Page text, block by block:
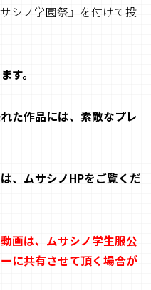
シノ学園祭』を付けて投
す。
た作品には、素敵なプレ
、ムサシノHPをご覧くだ
画は、ムサシノ学生服公
に共有させて頂く場合が